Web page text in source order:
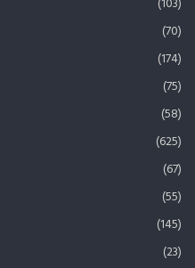
(70)
(174)
(75)
(58)
(625)
(67)
(55)
(145)
(23)